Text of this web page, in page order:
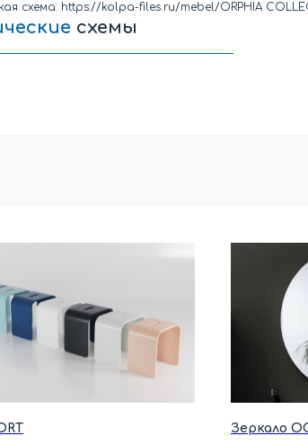
схема: https://kolpa-files.ru/mebel/ORPHIA
схемы
Зеркало